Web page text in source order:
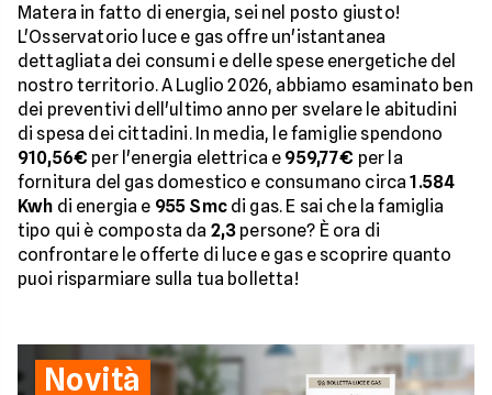
Matera in fatto di energia, sei nel posto giusto!
L'Osservatorio luce e gas offre un'istantanea
dettagliata dei consumi e delle spese energetiche del
nostro territorio. A Luglio 2026, abbiamo esaminato ben
dei preventivi dell'ultimo anno per svelare le abitudini
di spesa dei cittadini. In media, le famiglie spendono
910,56€ per l'energia elettrica e 959,77€ per la
fornitura del gas domestico e consumano circa1.584
Kwh di energia e 955 Smcdi gas. E sai che la famiglia
tipo qui è composta da 2,3 persone? È ora di
confrontare le offerte di luce e gas e scoprire quanto
puoi risparmiare sulla tua bolletta!
Novità